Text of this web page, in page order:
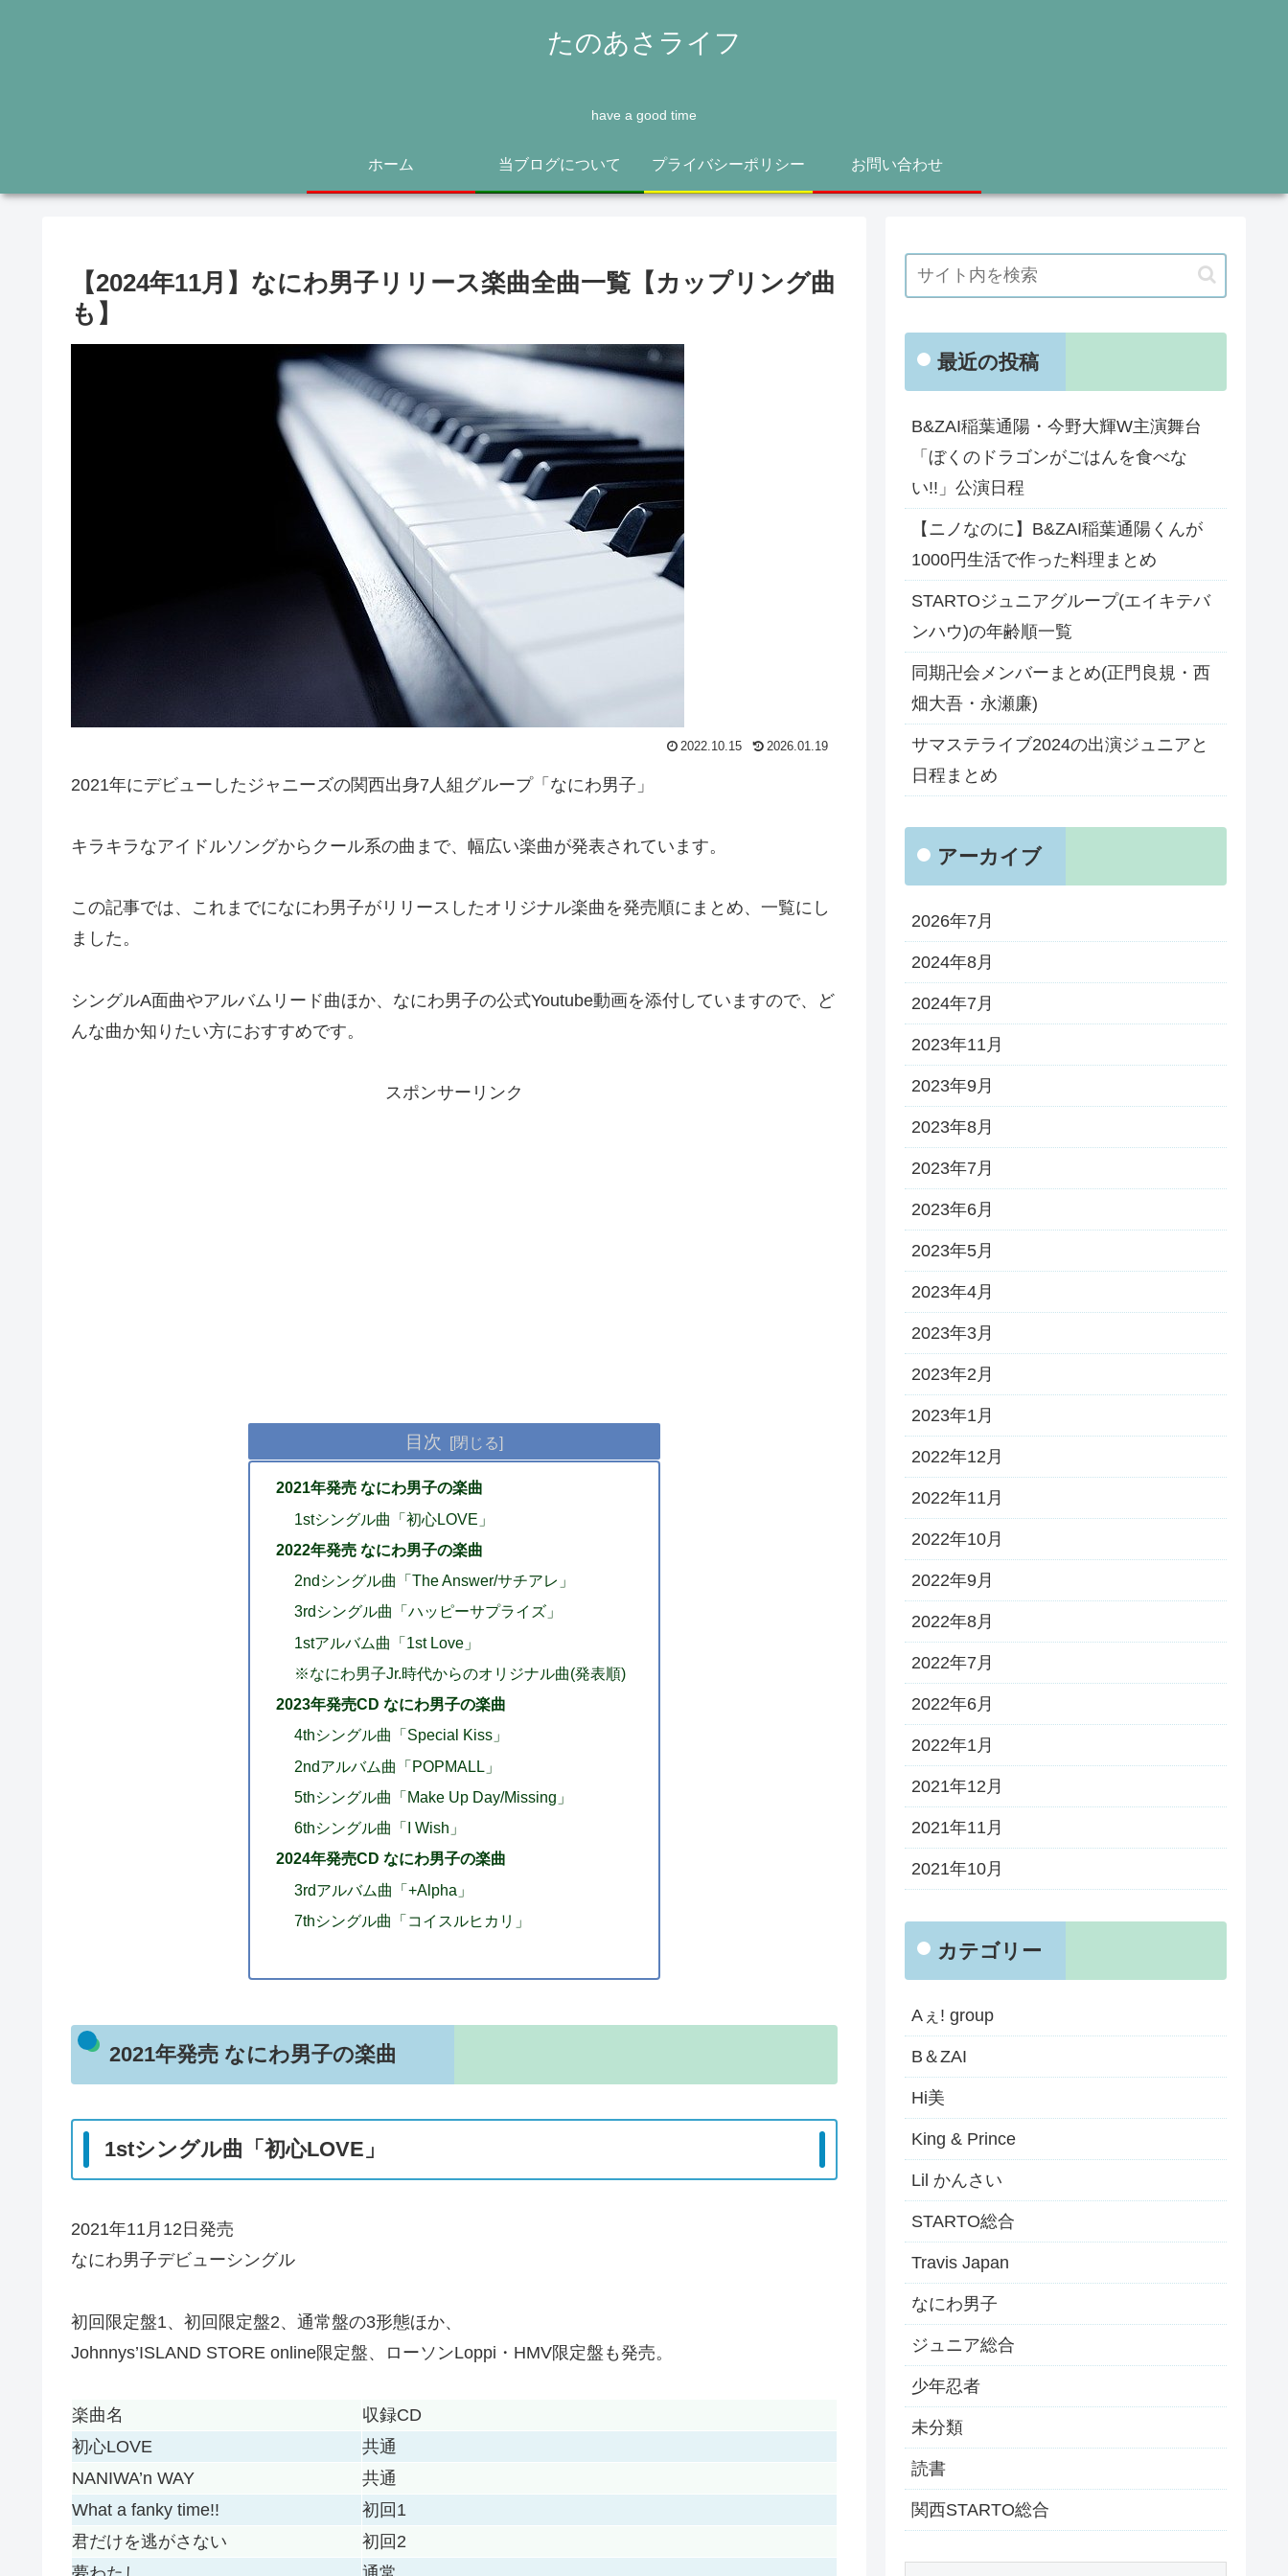
たのあさライフ
have a good time
ホーム 当ブログについて プライバシーポリシー お問い合わせ
【2024年11月】なにわ男子リリース楽曲全曲一覧【カップリング曲
も】
2022.10.15 2026.01.19
2021年にデビューしたジャニーズの関西出身7人組グループ「なにわ男子」
キラキラなアイドルソングからクール系の曲まで、幅広い楽曲が発表されています。
この記事では、これまでになにわ男子がリリースしたオリジナル楽曲を発売順にまとめ、一覧にし
ました。
シングルA面曲やアルバムリード曲ほか、なにわ男子の公式Youtube動画を添付していますので、ど
んな曲か知りたい方におすすめです。
スポンサーリンク
目次
2021年発売 なにわ男子の楽曲
1stシングル曲「初心LOVE」
2022年発売 なにわ男子の楽曲
2ndシングル曲「The Answer/サチアレ」
3rdシングル曲「ハッピーサプライズ」
1stアルバム曲「1st Love」
※なにわ男子Jr.時代からのオリジナル曲(発表順)
2023年発売CD なにわ男子の楽曲
4thシングル曲「Special Kiss」
2ndアルバム曲「POPMALL」
5thシングル曲「Make Up Day/Missing」
6thシングル曲「I Wish」
2024年発売CD なにわ男子の楽曲
3rdアルバム曲「+Alpha」
7thシングル曲「コイスルヒカリ」
2021年発売 なにわ男子の楽曲
1stシングル曲「初心LOVE」
2021年11月12日発売
なにわ男子デビューシングル
初回限定盤1、初回限定盤2、通常盤の3形態ほか、
Johnnys’ISLAND STORE online限定盤、ローソンLoppi・HMV限定盤も発売。
楽曲名
収録CD
初心LOVE
共通
NANIWA’n WAY
共通
What a fanky time!!
初回1
君だけを逃がさない
初回2
最近の投稿
B&ZAI稲葉通陽・今野大輝W主演舞台
「ぼくのドラゴンがごはんを食べな
い!!」公演日程
【ニノなのに】B&ZAI稲葉通陽くんが
1000円生活で作った料理まとめ
STARTOジュニアグループ(エイキテバ
ンハウ)の年齢順一覧
同期卍会メンバーまとめ(正門良規・西
畑大吾・永瀬廉)
サマステライブ2024の出演ジュニアと
日程まとめ
アーカイブ
2026年7月
2024年8月
2024年7月
2023年11月
2023年9月
2023年8月
2023年7月
2023年6月
2023年5月
2023年4月
2023年3月
2023年2月
2023年1月
2022年12月
2022年11月
2022年10月
2022年9月
2022年8月
2022年7月
2022年6月
2022年1月
2021年12月
2021年11月
2021年10月
カテゴリー
Aぇ! group
B＆ZAI
Hi美
King & Prince
Lil かんさい
STARTO総合
Travis Japan
なにわ男子
ジュニア総合
少年忍者
未分類
読書
関西STARTO総合